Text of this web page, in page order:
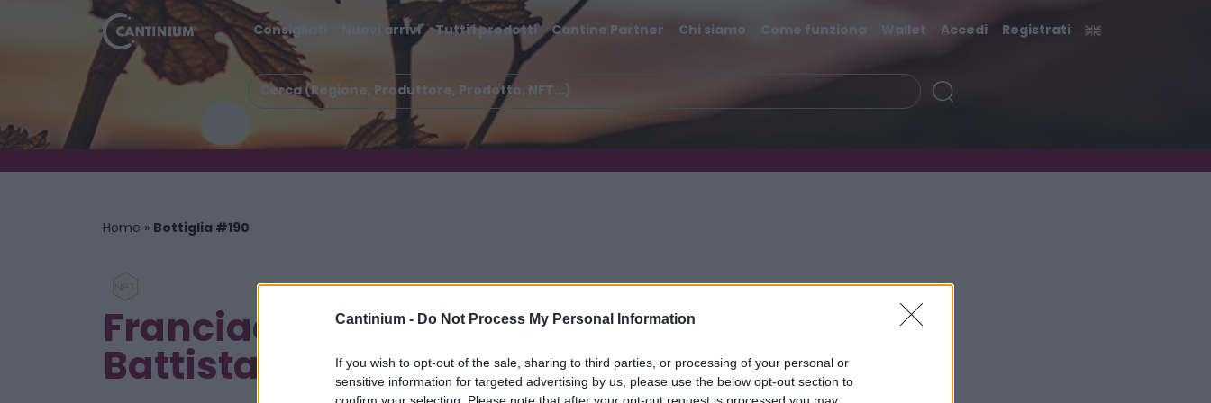
Cantinium - Do Not Process My Personal Information
If you wish to opt-out of the sale, sharing to third parties, or processing of your personal or
sensitive information for targeted advertising by us, please use the below opt-out section to
confirm your selection. Please note that after your opt-out request is processed you may
Consigliati Nuovi arrivi Tutti i prodotti Cantine Partner Chi siamo Come funziona Wallet Accedi Registrati
Home » Bottiglia #190
Franciacorta Riserva Francesco
Battista DOCG